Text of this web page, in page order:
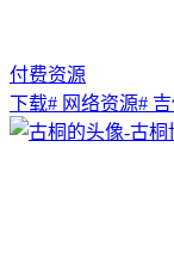
付费资源
下载# 网络资源#